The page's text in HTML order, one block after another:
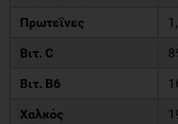
Πρωτεΐνες
Bιτ. C
Bιτ. B6
Χαλκός